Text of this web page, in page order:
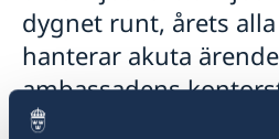
Ett meddelande till svenskar
Nya coronaviruset
Utlandsresor – avrådan för
dygnet runt, årets
hanterar akuta
ambassadens
Telefonnummer +46